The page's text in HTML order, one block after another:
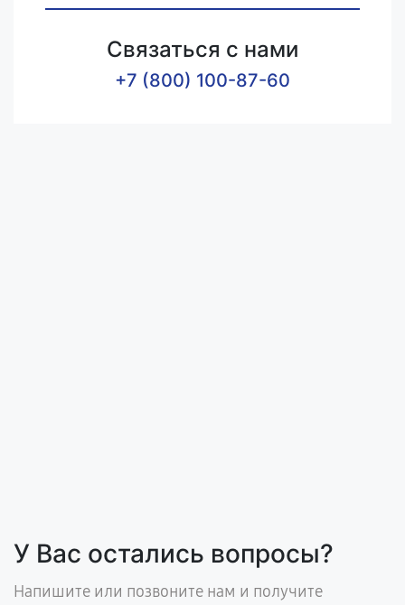
Связаться с нами
+7 (800) 100-87-60
У Вас остались вопросы?
Напишите или позвоните нам и получите